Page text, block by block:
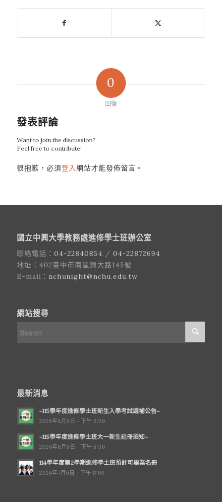
0
回復
發表評論
Want to join the discussion?
Feel free to contribute!
很抱歉，必須登入網站才能發佈留言。
國立中興大學教務處進修學士班辦公室
聯絡電話： 04-22840854 / 04-22872694
地址：402臺中市南區興大路145號
E-mail： nchunight@nchu.edu.tw
網站搜尋
最新消息
~115學年度進修學士班新生入學考試遞補公告~
2026年8月6日 - 下午 9:00
~115學年度進修學士班大一新生註冊須知~
2026年8月6日 - 下午 8:00
114學年度第2學期進修學士班預計可畢業名冊
2026年7月6日 - 下午 8:00